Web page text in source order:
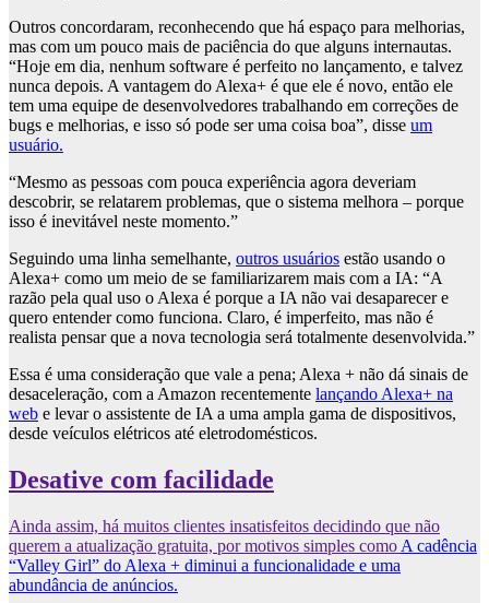
Outros concordaram, reconhecendo que há espaço para melhorias,
mas com um pouco mais de paciência do que alguns internautas.
“Hoje em dia, nenhum software é perfeito no lançamento, e talvez
nunca depois. A vantagem do Alexa+ é que ele é novo, então ele
tem uma equipe de desenvolvedores trabalhando em correções de
bugs e melhorias, e isso só pode ser uma coisa boa”, disse um
usuário.
“Mesmo as pessoas com pouca experiência agora deveriam
descobrir, se relatarem problemas, que o sistema melhora – porque
isso é inevitável neste momento.”
Seguindo uma linha semelhante, outros usuários estão usando o
Alexa+ como um meio de se familiarizarem mais com a IA: “A
razão pela qual uso o Alexa é porque a IA não vai desaparecer e
quero entender como funciona. Claro, é imperfeito, mas não é
realista pensar que a nova tecnologia será totalmente desenvolvida.”
Essa é uma consideração que vale a pena; Alexa + não dá sinais de
desaceleração, com a Amazon recentemente lançando Alexa+ na
web e levar o assistente de IA a uma ampla gama de dispositivos,
desde veículos elétricos até eletrodomésticos.
Desative com facilidade
Ainda assim, há muitos clientes insatisfeitos decidindo que não
querem a atualização gratuita, por motivos simples como A cadência
“Valley Girl” do Alexa + diminui a funcionalidade e uma
abundância de anúncios.